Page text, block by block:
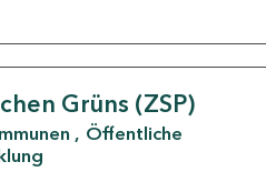
Grüns (ZSP)
Öffentliche